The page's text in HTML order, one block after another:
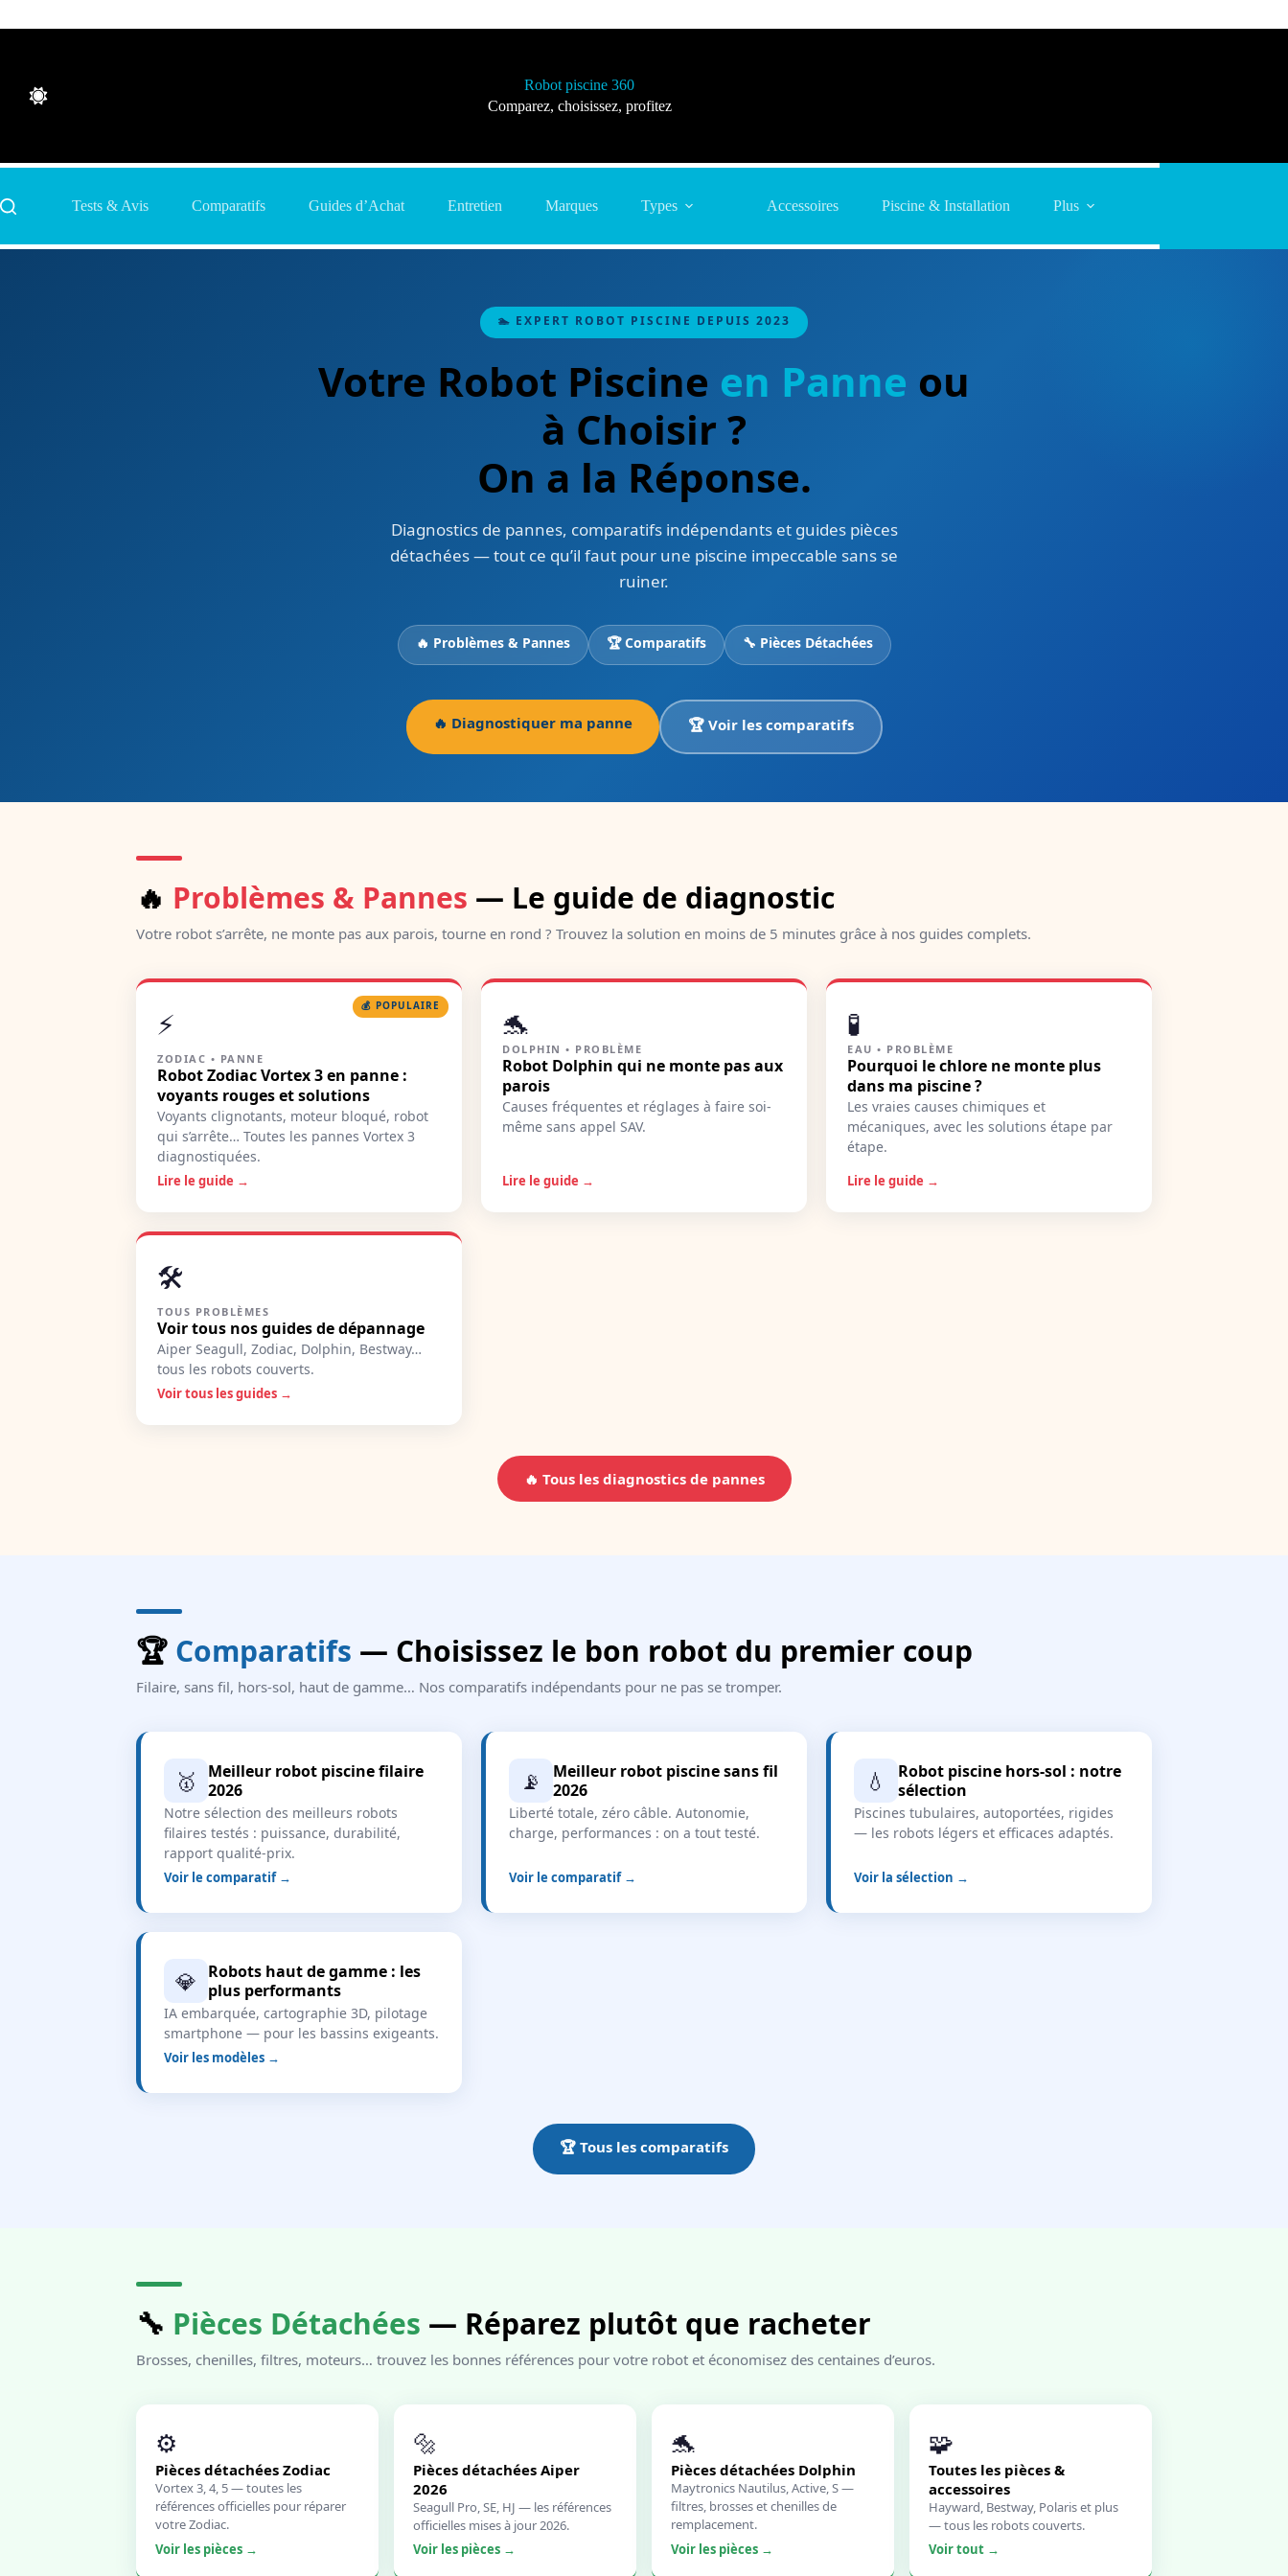
Robot piscine 360
Comparez, choisissez, profitez
Tests & Avis Comparatifs Guides d’Achat Entretien Marques Types Accessoires Piscine & Installation Plus
🏊 EXPERT ROBOT PISCINE DEPUIS 2023
Votre Robot Piscine en Panne ou
à Choisir ?
On a la Réponse.
Diagnostics de pannes, comparatifs indépendants et guides pièces
détachées — tout ce qu’il faut pour une piscine impeccable sans se
ruiner.
🔥 Problèmes & Pannes 🏆 Comparatifs 🔧 Pièces Détachées
🔥 Diagnostiquer ma panne 🏆 Voir les comparatifs
🔥 Problèmes & Pannes — Le guide de diagnostic
Votre robot s’arrête, ne monte pas aux parois, tourne en rond ? Trouvez la solution en moins de 5 minutes grâce à nos guides complets.
💰 POPULAIRE
⚡
ZODIAC • PANNE
Robot Zodiac Vortex 3 en panne :
voyants rouges et solutions
Voyants clignotants, moteur bloqué, robot
qui s’arrête… Toutes les pannes Vortex 3
diagnostiquées.
Lire le guide →
🐬
DOLPHIN • PROBLÈME
Robot Dolphin qui ne monte pas aux
parois
Causes fréquentes et réglages à faire soi-
même sans appel SAV.
Lire le guide →
🧪
EAU • PROBLÈME
Pourquoi le chlore ne monte plus
dans ma piscine ?
Les vraies causes chimiques et
mécaniques, avec les solutions étape par
étape.
Lire le guide →
🛠️
TOUS PROBLÈMES
Voir tous nos guides de dépannage
Aiper Seagull, Zodiac, Dolphin, Bestway…
tous les robots couverts.
Voir tous les guides →
🔥 Tous les diagnostics de pannes
🏆 Comparatifs — Choisissez le bon robot du premier coup
Filaire, sans fil, hors-sol, haut de gamme… Nos comparatifs indépendants pour ne pas se tromper.
🥇
Meilleur robot piscine filaire
2026
Notre sélection des meilleurs robots
filaires testés : puissance, durabilité,
rapport qualité-prix.
Voir le comparatif →
📡
Meilleur robot piscine sans fil
2026
Liberté totale, zéro câble. Autonomie,
charge, performances : on a tout testé.
Voir le comparatif →
💧
Robot piscine hors-sol : notre
sélection
Piscines tubulaires, autoportées, rigides
— les robots légers et efficaces adaptés.
Voir la sélection →
💎
Robots haut de gamme : les
plus performants
IA embarquée, cartographie 3D, pilotage
smartphone — pour les bassins exigeants.
Voir les modèles →
🏆 Tous les comparatifs
🔧 Pièces Détachées — Réparez plutôt que racheter
Brosses, chenilles, filtres, moteurs… trouvez les bonnes références pour votre robot et économisez des centaines d’euros.
⚙️
Pièces détachées Zodiac
Vortex 3, 4, 5 — toutes les
références officielles pour réparer
votre Zodiac.
Voir les pièces →
🔩
Pièces détachées Aiper
2026
Seagull Pro, SE, HJ — les références
officielles mises à jour 2026.
Voir les pièces →
🐬
Pièces détachées Dolphin
Maytronics Nautilus, Active, S —
filtres, brosses et chenilles de
remplacement.
Voir les pièces →
🧩
Toutes les pièces &
accessoires
Hayward, Bestway, Polaris et plus
— tous les robots couverts.
Voir tout →